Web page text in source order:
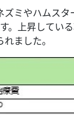
ズミやハムス
。上昇してい
ました。